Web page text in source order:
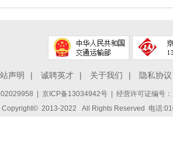
声明 | 诚聘英才 | 关于我们 | 隐私协议
京ICP备13034942号| 经营许可证编号：
Copyright© 2013-2022 All Rights Reserved 电话